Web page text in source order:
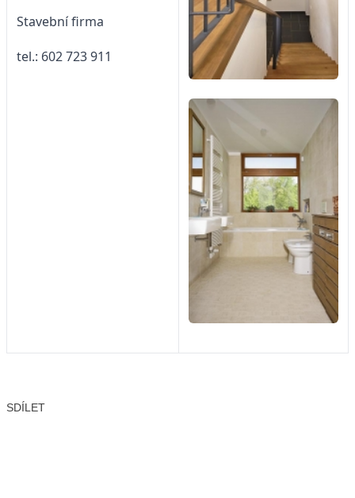
Stavební firma
tel.: 602 723 911
SDÍLET